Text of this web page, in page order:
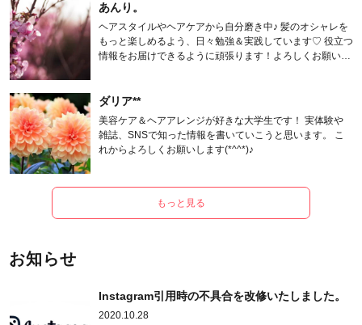
あんり。
ヘアスタイルやヘアケアから自分磨き中♪ 髪のオシャレを
もっと楽しめるよう、日々勉強＆実践しています♡ 役立つ
情報をお届けできるように頑張ります！よろしくお願いし
ダリア**
美容ケア＆ヘアアレンジが好きな大学生です！ 実体験や
雑誌、SNSで知った情報を書いていこうと思います。 こ
れからよろしくお願いします(*^^*)♪
もっと見る
お知らせ
Instagram引用時の不具合を改修いたしました。
2020.10.28